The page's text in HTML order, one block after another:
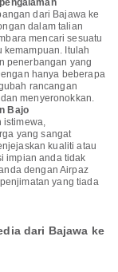
dari Bajawa ke
dalam talian
mencari sesuatu
kemampuan. Itulah
penerbangan yang
hanya beberapa
rancangan
menyeronokkan.
Bajo
istimewa,
yang sangat
kualiti atau
impian anda tidak
dengan Airpaz
yang tiada
dari Bajawa ke